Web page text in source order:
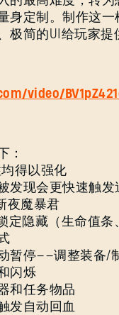
身定制。制作这
极简的UI给玩家提
video/
：
得以强化
发现会更快速触发
夜魔暴君
定隐藏（生命值条
暂停——调整装备/
闪烁
和任务物品
发自动回血